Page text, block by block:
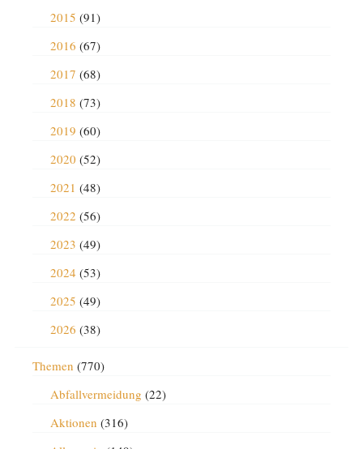
2015 (91)
2016 (67)
2017 (68)
2018 (73)
2019 (60)
2020 (52)
2021 (48)
2022 (56)
2023 (49)
2024 (53)
2025 (49)
2026 (38)
Themen (770)
Abfallvermeidung (22)
Aktionen (316)